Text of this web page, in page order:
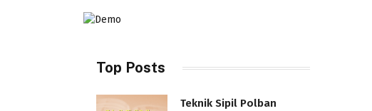
Top Posts
Teknik Sipil Polban